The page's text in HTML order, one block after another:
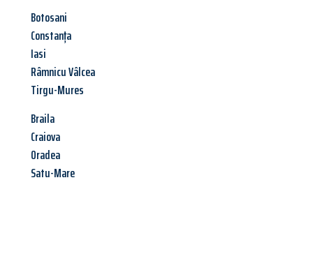
Botosani
Constanța
Iasi
Râmnicu Vâlcea
Tirgu-Mures
Braila
Craiova
Oradea
Satu-Mare